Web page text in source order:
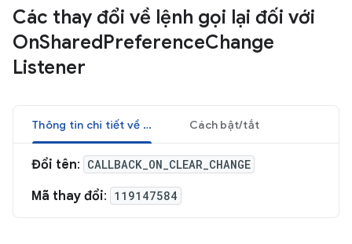
Các thay đổi về lệnh gọi lại đối với
OnSharedPreferenceChange
Listener
Thông tin chi tiết về nội dung thay đổi Cách bật/tắt
Đổi tên: CALLBACK_ON_CLEAR_CHANGE
Mã thay đổi: 119147584